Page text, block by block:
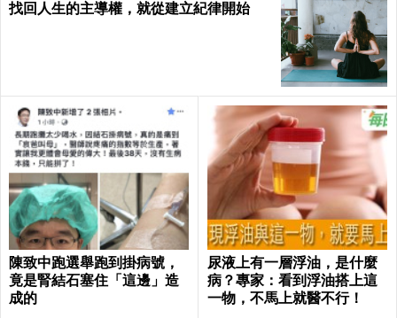
找回人生的主導權，就從建立紀律開始
陳致中跑選舉跑到掛病號，
竟是腎結石塞住「這邊」造
成的
尿液上有一層浮油，是什麼
病？專家：看到浮油搭上這
一物，不馬上就醫不行！